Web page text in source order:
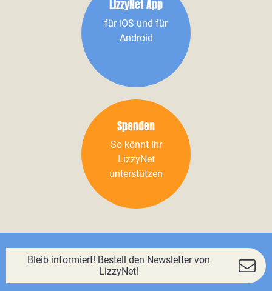
LizzyNet App
für iOS und für
Android
Spenden
So könnt ihr
LizzyNet
unterstützen
Bleib informiert! Bestell den Newsletter von
LizzyNet!